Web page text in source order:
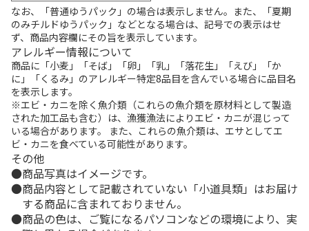
なお、「普通ゆうパック」の場合は表示しません。また、「夏期
のみチルドゆうパック」などとなる場合は、記号での表示はせ
ず、商品内容欄にその旨を表示しています。
アレルギー情報について
商品に「小麦」「そば」「卵」「乳」「落花生」「えび」「か
に」「くるみ」のアレルギー特定8品目を含んでいる場合に品目名
を表示します。
※エビ・カニを除く魚介類（これらの魚介類を原材料として製造
された加工品も含む）は、漁獲漁法によりエビ・カニが混じって
いる場合があります。 また、これらの魚介類は、エサとしてエ
ビ・カニを食べている可能性があります。
その他
商品写真はイメージです。
商品内容として記載されていない「小道具類」はお届け
する商品に含まれておりません。
商品の色は、ご覧になるパソコンなどの環境により、実